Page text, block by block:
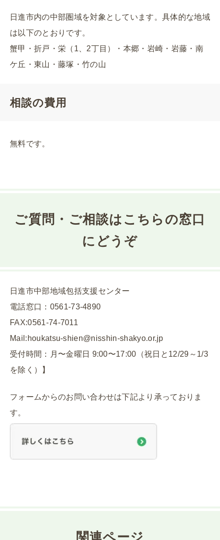
日進市内の中部圏域を対象としています。具体的な地域
は以下のとおりです。
蟹甲・折戸・栄（1、2丁目）・本郷・岩崎・岩藤・南
ケ丘・東山・藤塚・竹の山
相談の費用
無料です。
ご質問・ご相談はこちらの窓口
にどうぞ
日進市中部地域包括支援センター
電話窓口：0561-73-4890
FAX:0561-74-7011
Mail:houkatsu-shien@nisshin-shakyo.or.jp
受付時間：月〜金曜日 9:00〜17:00（祝日と12/29～1/3
を除く）】
フォームからのお問い合わせは下記より承っておりま
す。